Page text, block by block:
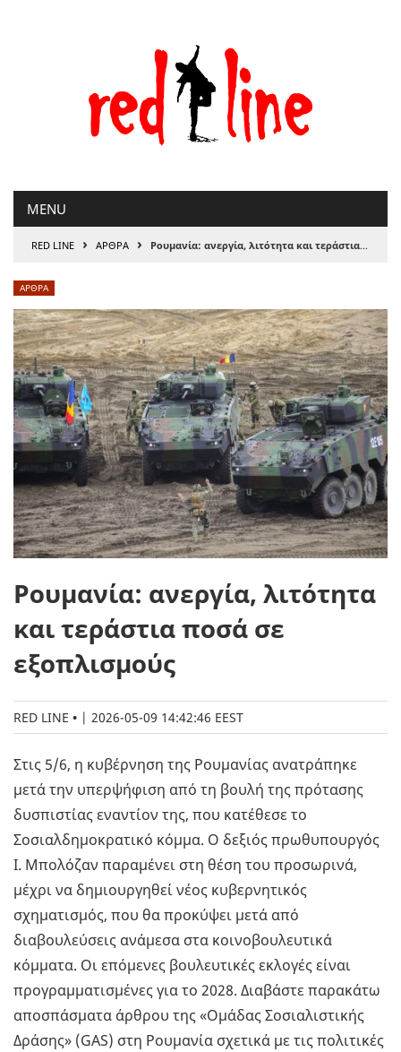
MENU
RED LINE › ΑΡΘΡΑ › Ρουμανία: ανεργία, λιτότητα και τεράστια ποσά σε εξοπλισμούς
ΑΡΘΡΑ
Ρουμανία: ανεργία, λιτότητα
και τεράστια ποσά σε
εξοπλισμούς
RED LINE | 2026-05-09 14:42:46 EEST
Στις 5/6, η κυβέρνηση της Ρουμανίας ανατράπηκε
μετά την υπερψήφιση από τη βουλή της πρότασης
δυσπιστίας εναντίον της, που κατέθεσε το
Σοσιαλδημοκρατικό κόμμα. Ο δεξιός πρωθυπουργός
Ι. Μπολόζαν παραμένει στη θέση του προσωρινά,
μέχρι να δημιουργηθεί νέος κυβερνητικός
σχηματισμός, που θα προκύψει μετά από
διαβουλεύσεις ανάμεσα στα κοινοβουλευτικά
κόμματα. Οι επόμενες βουλευτικές εκλογές είναι
προγραμματισμένες για το 2028. Διαβάστε παρακάτω
αποσπάσματα άρθρου της «Ομάδας Σοσιαλιστικής
Δράσης» (GAS) στη Ρουμανία σχετικά με τις πολιτικές